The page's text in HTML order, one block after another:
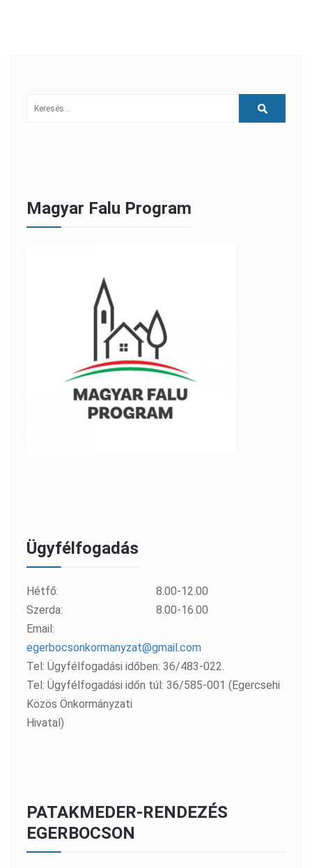
Magyar Falu Program
Ügyfélfogadás
Hétfő:
8.00-12.00
Szerda:
8.00-16.00
Email:
egerbocsonkormanyzat@gmail.com
Tel: Ügyfélfogadási időben: 36/483-022.
Tel: Ügyfélfogadási időn túl: 36/585-001 (Egercsehi
Közös Önkormányzati
Hivatal)
PATAKMEDER-RENDEZÉS
EGERBOCSON